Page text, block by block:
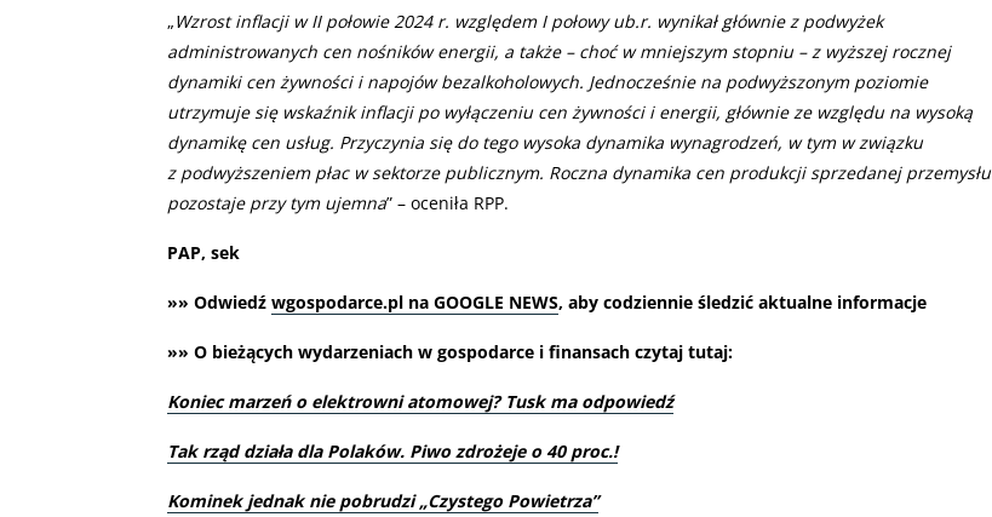
„Wzrost inflacji w II połowie 2024 r. względem I połowy ub.r. wynikał głównie z podwyżek
administrowanych cen nośników energii, a także – choć w mniejszym stopniu – z wyższej rocznej
dynamiki cen żywności i napojów bezalkoholowych. Jednocześnie na podwyższonym poziomie
utrzymuje się wskaźnik inflacji po wyłączeniu cen żywności i energii, głównie ze względu na wysoką
dynamikę cen usług. Przyczynia się do tego wysoka dynamika wynagrodzeń, w tym w związku
z podwyższeniem płac w sektorze publicznym. Roczna dynamika cen produkcji sprzedanej przemysłu
pozostaje przy tym ujemna” – oceniła RPP.
PAP, sek
»» Odwiedź wgospodarce.pl na GOOGLE NEWS, aby codziennie śledzić aktualne informacje
»» O bieżących wydarzeniach w gospodarce i finansach czytaj tutaj:
Koniec marzeń o elektrowni atomowej? Tusk ma odpowiedź
Tak rząd działa dla Polaków. Piwo zdrożeje o 40 proc.!
Kominek jednak nie pobrudzi „Czystego Powietrza”